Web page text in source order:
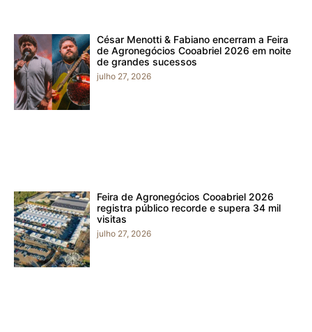
César Menotti & Fabiano encerram a Feira
de Agronegócios Cooabriel 2026 em noite
de grandes sucessos
julho 27, 2026
Feira de Agronegócios Cooabriel 2026
registra público recorde e supera 34 mil
visitas
julho 27, 2026